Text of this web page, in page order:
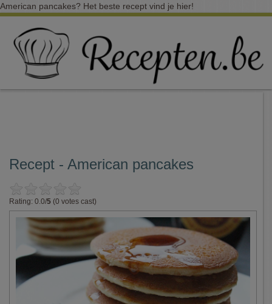
American pancakes? Het beste recept vind je hier!
Recept - American pancakes
Rating: 0.0/5 (0 votes cast)